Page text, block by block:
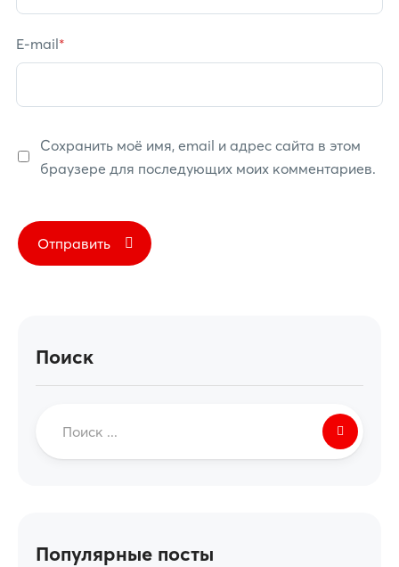
E-mail*
Сохранить моё имя, email и адрес сайта в этом
браузере для последующих моих комментариев.
Поиск
Популярные посты